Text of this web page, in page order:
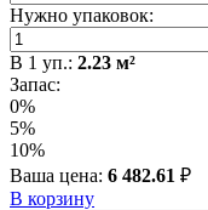
Нужно упаковок:
В 1 уп.: 2.23 м²
Запас:
0%
5%
10%
Ваша цена: 6 482.61 ₽
В корзину